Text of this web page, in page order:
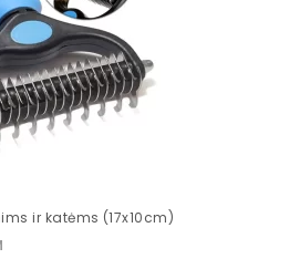
ir katėms (17x10cm)